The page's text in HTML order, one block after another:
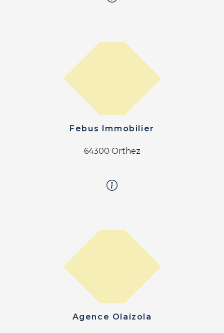
Febus Immobilier
64300 Orthez
Agence Olaizola